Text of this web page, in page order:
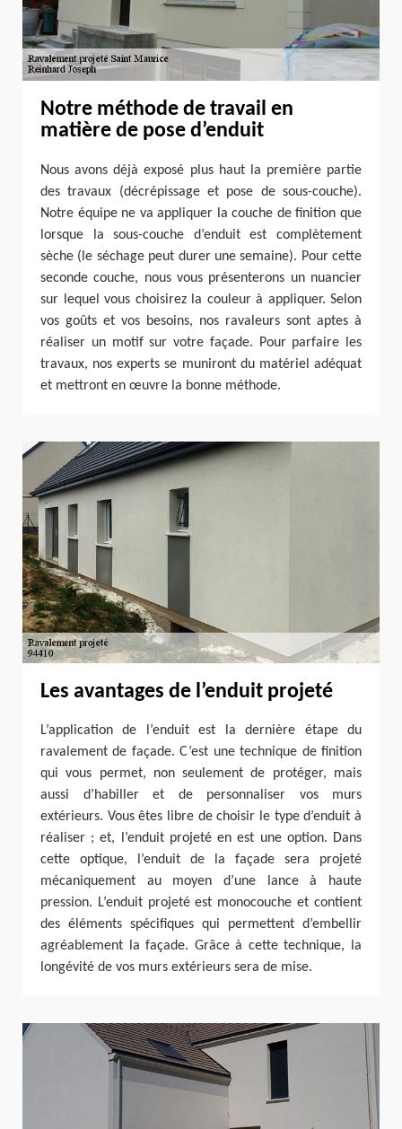
Notre méthode de travail en
matière de pose d’enduit
Nous avons déjà exposé plus haut la première partie
des travaux (décrépissage et pose de sous-couche).
Notre équipe ne va appliquer la couche de finition que
lorsque la sous-couche d’enduit est complètement
sèche (le séchage peut durer une semaine). Pour cette
seconde couche, nous vous présenterons un nuancier
sur lequel vous choisirez la couleur à appliquer. Selon
vos goûts et vos besoins, nos ravaleurs sont aptes à
réaliser un motif sur votre façade. Pour parfaire les
travaux, nos experts se muniront du matériel adéquat
et mettront en œuvre la bonne méthode.
Les avantages de l’enduit projeté
L’application de l’enduit est la dernière étape du
ravalement de façade. C’est une technique de finition
qui vous permet, non seulement de protéger, mais
aussi d’habiller et de personnaliser vos murs
extérieurs. Vous êtes libre de choisir le type d’enduit à
réaliser ; et, l’enduit projeté en est une option. Dans
cette optique, l’enduit de la façade sera projeté
mécaniquement au moyen d’une lance à haute
pression. L’enduit projeté est monocouche et contient
des éléments spécifiques qui permettent d’embellir
agréablement la façade. Grâce à cette technique, la
longévité de vos murs extérieurs sera de mise.